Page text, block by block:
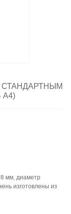
СТАНДАРТНЫМ
мм, диаметр
изготовлены из